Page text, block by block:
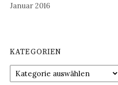
Januar 2016
KATEGORIEN
Kategorien